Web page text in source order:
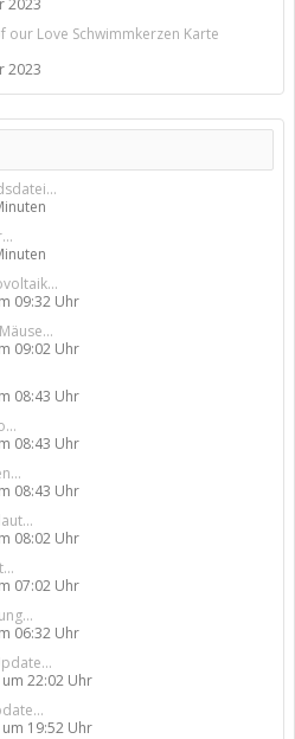
2023
our Love Schwimmkerzen Karte
2023
09:32 Uhr
09:02 Uhr
08:43 Uhr
08:43 Uhr
08:43 Uhr
08:02 Uhr
07:02 Uhr
06:32 Uhr
22:02 Uhr
19:52 Uhr